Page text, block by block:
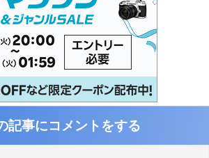
記事にコメントをする